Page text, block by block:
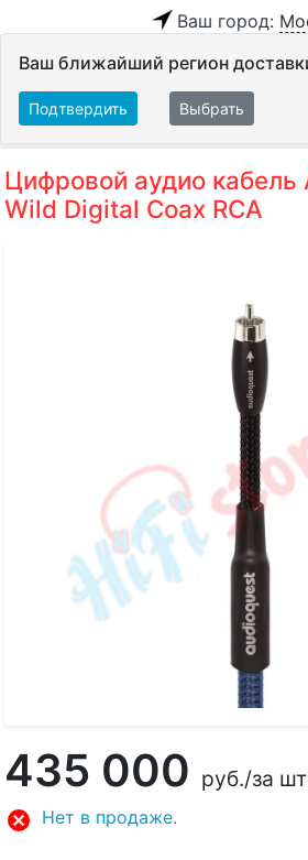
Ваш город:
Ваш ближайший регион
Подтвердить Выбрать
Цифровой аудио кабель
Wild Digital Coax RCA
435 000 руб./за шт
Нет в продаже.